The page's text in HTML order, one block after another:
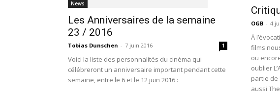
News
Les Anniversaires de la semaine
23 / 2016
Tobias Dunschen - 7 juin 2016 1
Voici la liste des personnalités du cinéma qui
célébreront un anniversaire important pendant cette
semaine, entre le 6 et le 12 juin 2016 :
OGB - 4
À
films
ou
oublier
partie de
aussi